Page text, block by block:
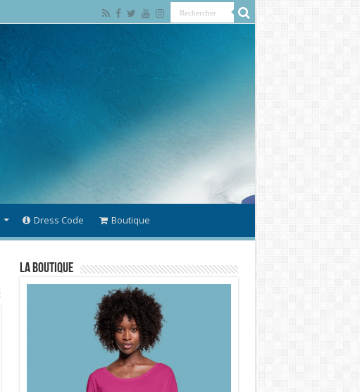
Dress Code Boutique
La Boutique